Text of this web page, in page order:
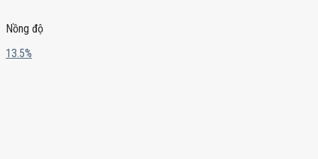
Nồng độ
13.5%